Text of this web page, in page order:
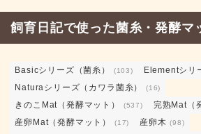
飼育日記で使った菌糸・発酵マ
Basicシリーズ（菌糸） (103) Elementシリ
Naturaシリーズ（カワラ菌糸） (16)
きのこMat（発酵マット） (537) 完熟Mat（
産卵Mat（発酵マット） (17) 産卵木 (98)